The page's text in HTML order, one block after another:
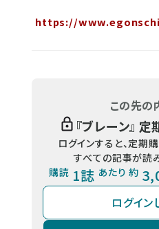
https://
この先の
『ブレーン』
ログインすると、定期
すべての記事が読
購読 1誌 あたり 約
ログイン